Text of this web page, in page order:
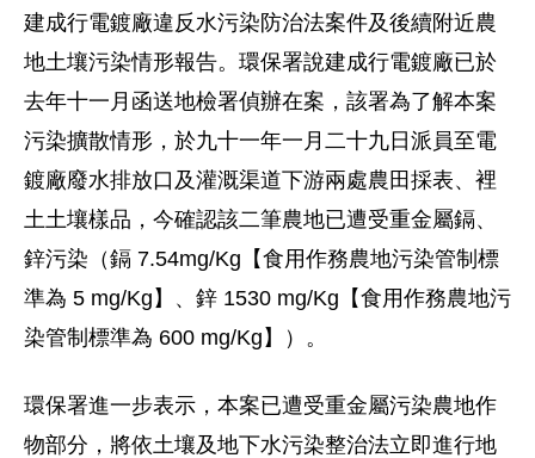
建成行電鍍廠違反水污染防治法案件及後續附近農
地土壤污染情形報告。環保署說建成行電鍍廠已於
去年十一月函送地檢署偵辦在案，該署為了解本案
污染擴散情形，於九十一年一月二十九日派員至電
鍍廠廢水排放口及灌溉渠道下游兩處農田採表、裡
土土壤樣品，今確認該二筆農地已遭受重金屬鎘、
鋅污染（鎘 7.54mg/Kg【食用作務農地污染管制標
準為 5 mg/Kg】、鋅 1530 mg/Kg【食用作務農地污
染管制標準為 600 mg/Kg】）。
環保署進一步表示，本案已遭受重金屬污染農地作
物部分，將依土壤及地下水污染整治法立即進行地